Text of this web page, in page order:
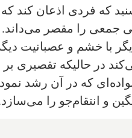
که فردی اذعان کند
جمعی را مقصر می‌داند.
با خشم و عصبانیت
در حالیکه تقصیری بر
که در آن رشد
و انتقام‌جو را